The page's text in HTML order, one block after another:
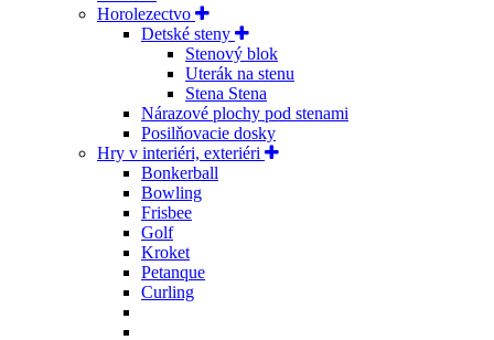
Horolezectvo
Detské steny
Stenový blok
Uterák na stenu
Stena Stena
Nárazové plochy pod stenami
Posilňovacie dosky
Hry v interiéri, exteriéri
Bonkerball
Bowling
Frisbee
Golf
Kroket
Petanque
Curling